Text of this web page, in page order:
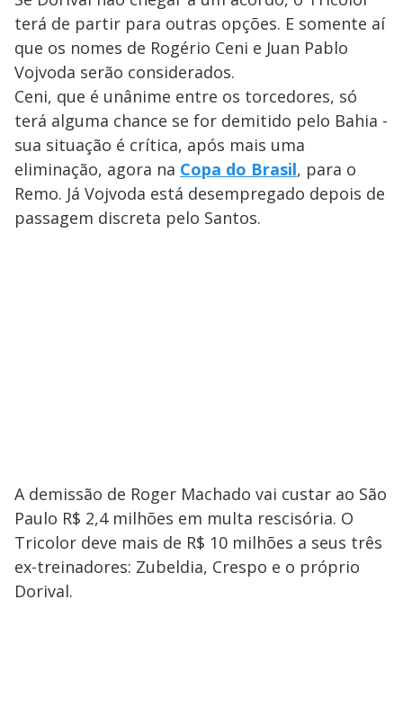
terá de partir para outras opções. E somente aí
que os nomes de Rogério Ceni e Juan Pablo
Vojvoda serão considerados.
Ceni, que é unânime entre os torcedores, só
terá alguma chance se for demitido pelo Bahia -
sua situação é crítica, após mais uma
eliminação, agora na Copa do Brasil, para o
Remo. Já Vojvoda está desempregado depois de
passagem discreta pelo Santos.
A demissão de Roger Machado vai custar ao São
Paulo R$ 2,4 milhões em multa rescisória. O
Tricolor deve mais de R$ 10 milhões a seus três
ex-treinadores: Zubeldia, Crespo e o próprio
Dorival.